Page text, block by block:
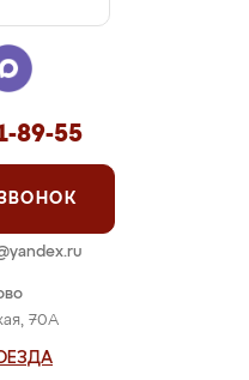
70А
89-55